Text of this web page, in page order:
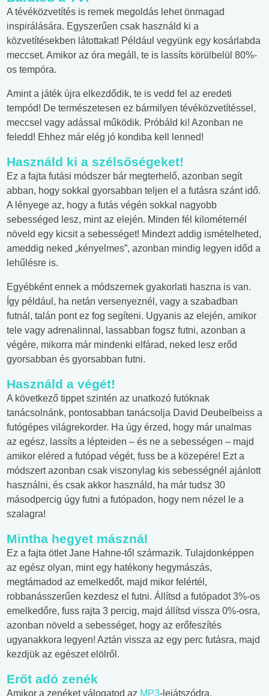
A tévéközvetítés is remek megoldás lehet önmagad
inspirálására. Egyszerűen csak használd ki a
közvetítésekben látottakat! Például vegyünk egy kosárlabda
meccset. Amikor az óra megáll, te is lassíts körülbelül 80%-
os tempóra.
Amint a játék újra elkezdődik, te is vedd fel az eredeti
tempód! De természetesen ez bármilyen tévéközvetítéssel,
meccsel vagy adással működik. Próbáld ki! Azonban ne
feledd! Ehhez már elég jó kondiba kell lenned!
Használd ki a szélsőségeket!
Ez a fajta futási módszer bár megterhelő, azonban segít
abban, hogy sokkal gyorsabban teljen el a futásra szánt idő.
A lényege az, hogy a futás végén sokkal nagyobb
sebességed lesz, mint az elején. Minden fél kilométernél
növeld egy kicsit a sebességet! Mindezt addig ismételheted,
ameddig neked „kényelmes”, azonban mindig legyen időd a
lehűlésre is.
Egyébként ennek a módszernek gyakorlati haszna is van.
Így például, ha netán versenyeznél, vagy a szabadban
futnál, talán pont ez fog segíteni. Ugyanis az elején, amikor
tele vagy adrenalinnal, lassabban fogsz futni, azonban a
végére, mikorra már mindenki elfárad, neked lesz erőd
gyorsabban és gyorsabban futni.
Használd a végét!
A következő tippet szintén az unatkozó futóknak
tanácsolnánk, pontosabban tanácsolja David Deubelbeiss a
futógépes világrekorder. Ha úgy érzed, hogy már unalmas
az egész, lassíts a lépteiden – és ne a sebességen – majd
amikor eléred a futópad végét, fuss be a közepére! Ezt a
módszert azonban csak viszonylag kis sebességnél ajánlott
használni, és csak akkor használd, ha már tudsz 30
másodpercig úgy futni a futópadon, hogy nem nézel le a
szalagra!
Mintha hegyet másznál
Ez a fajta ötlet Jane Hahne-től származik. Tulajdonképpen
az egész olyan, mint egy hatékony hegymászás,
megtámadod az emelkedőt, majd mikor felértél,
robbanásszerűen kezdesz el futni. Állítsd a futópadot 3%-os
emelkedőre, fuss rajta 3 percig, majd állítsd vissza 0%-osra,
azonban növeld a sebességet, hogy az erőfeszítés
ugyanakkora legyen! Aztán vissza az egy perc futásra, majd
kezdjük az egészet elölről.
Erőt adó zenék
Amikor a zenéket válogatod az MP3-lejátszódra,